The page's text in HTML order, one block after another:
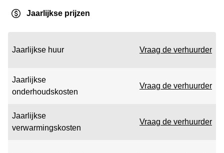
Jaarlijkse prijzen
Jaarlijkse huur Vraag de verhuurder
Jaarlijkse
onderhoudskosten
Vraag de verhuurder
Jaarlijkse
verwarmingskosten
Vraag de verhuurder